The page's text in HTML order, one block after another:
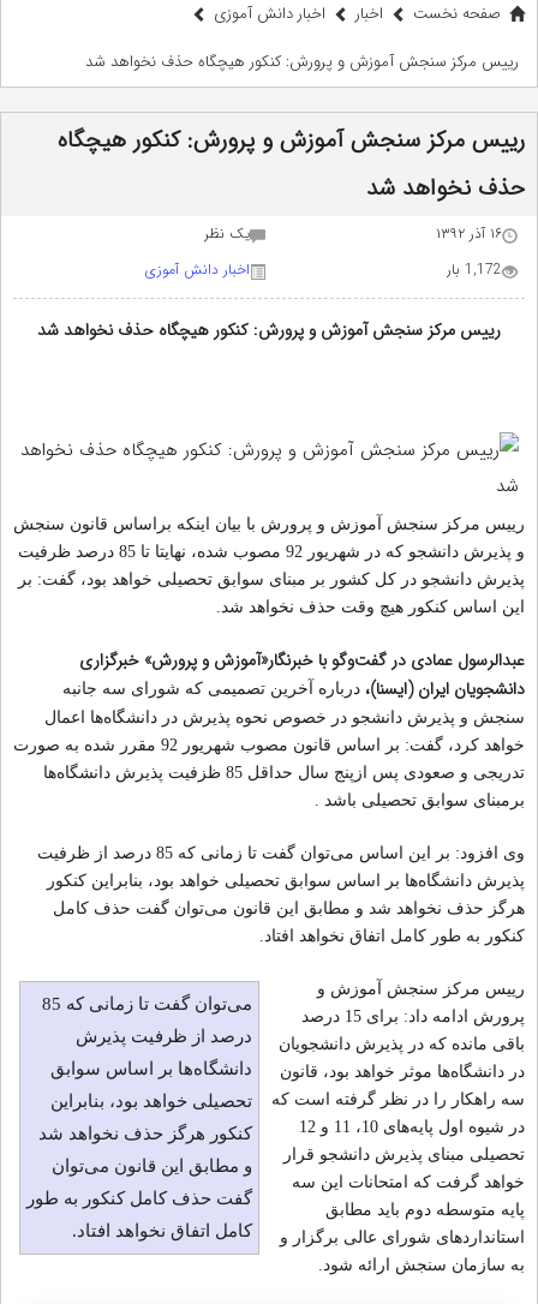
صفحه نخست اخبار
اخبار دانش آموزی
رییس مرکز سنجش آموزش و پرورش: کنکور هیچگاه حذف نخواهد شد
رییس مرکز سنجش آموزش و پرورش: کنکور هیچگاه
حذف نخواهد شد
۱۶ آذر ۱۳۹۲
يک نظر
1,172 بار
اخبار دانش آموزی
رییس مرکز سنجش آموزش و پرورش: کنکور هیچگاه حذف نخواهد شد
رییس مرکز سنجش آموزش و پرورش با بیان اینکه براساس قانون سنجش
و پذیرش دانشجو که در شهریور 92 مصوب شده، نهایتا تا 85 درصد ظرفیت
پذیرش دانشجو در کل کشور بر مبنای سوابق تحصیلی خواهد بود، گفت: بر
این اساس کنکور هیچ وقت حذف نخواهد شد.
عبدالرسول عمادی در گفت‌وگو با خبرنگار«آموزش و پرورش» خبرگزاری
دانشجویان ایران (ایسنا)، درباره آخرین تصمیمی که شورای سه‌ جانبه
سنجش و پذیرش دانشجو در خصوص نحوه پذیرش در دانشگاه‌ها اعمال
خواهد کرد، گفت: بر اساس قانون مصوب شهریور 92 مقرر شده به صورت
تدریجی و صعودی پس ازپنج سال حداقل 85 ظزفیت پذیرش دانشگاه‌ها
برمبنای سوابق تحصیلی باشد .
وی افزود: بر این اساس می‌توان گفت تا زمانی که 85 درصد از ظرفیت
پذیرش دانشگاه‌ها بر اساس سوابق تحصیلی خواهد بود، بنابراین کنکور
هرگز حذف نخواهد شد و مطابق این قانون می‌توان گفت حذف کامل
کنکور به طور کامل اتفاق نخواهد افتاد.
می‌توان گفت تا زمانی که 85
درصد از ظرفیت پذیرش
دانشگاه‌ها بر اساس سوابق
تحصیلی خواهد بود، بنابراین
کنکور هرگز حذف نخواهد شد
و مطابق این قانون می‌توان
گفت حذف کامل کنکور به طور
کامل اتفاق نخواهد افتاد.
رییس مرکز سنجش آموزش و
پرورش ادامه داد: برای 15 درصد
باقی مانده که در پذیرش دانشجویان
در دانشگاه‌ها موثر خواهد بود، قانون
سه راهکار را در نظر گرفته است که
در شیوه اول پایه‌های 10، 11 و 12
تحصیلی مبنای پذیرش دانشجو قرار
خواهد گرفت که امتحانات این سه
پایه متوسطه دوم باید مطابق
استانداردهای شورای عالی برگزار و
به سازمان سنجش ارائه شود.